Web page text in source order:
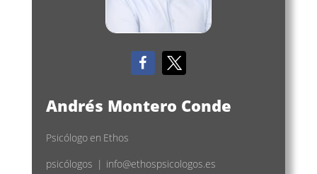
Andrés Montero Conde
Psicólogo en Ethos
psicólogos | info@ethospsicologos.es